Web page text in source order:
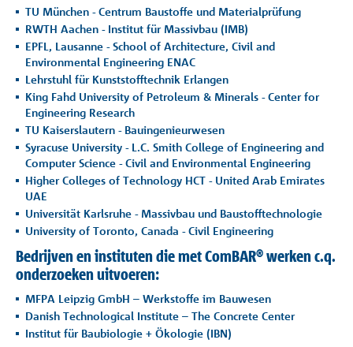
TU München - Centrum Baustoffe und Materialprüfung
RWTH Aachen - Institut für Massivbau (IMB)
EPFL, Lausanne - School of Architecture, Civil and
Environmental Engineering ENAC
Lehrstuhl für Kunststofftechnik Erlangen
King Fahd University of Petroleum & Minerals - Center for
Engineering Research
TU Kaiserslautern - Bauingenieurwesen
Syracuse University - L.C. Smith College of Engineering and
Computer Science - Civil and Environmental Engineering
Higher Colleges of Technology HCT - United Arab Emirates
UAE
Universität Karlsruhe - Massivbau und Baustofftechnologie
University of Toronto, Canada - Civil Engineering
Bedrijven en instituten die met ComBAR® werken c.q.
onderzoeken uitvoeren:
MFPA Leipzig GmbH – Werkstoffe im Bauwesen
Danish Technological Institute – The Concrete Center
Institut für Baubiologie + Ökologie (IBN)